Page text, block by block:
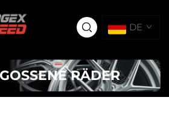
DE
RÄDER